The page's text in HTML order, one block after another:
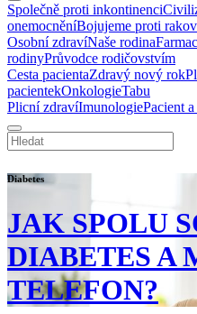
Společně proti inkontinenci
onemocněníBojujeme proti
Osobní zdravíNaše rodina
rodinyPrůvodce rodičovstvím
Cesta pacientaZdravý nový rok
pacientekOnkologieTabu
Plicní zdravíImunologiePacient
Diabetes
JAK SPOLU
DIABETES A
TELEFON?